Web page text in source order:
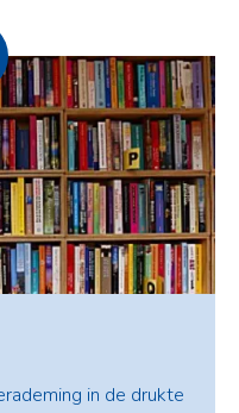
in de drukte